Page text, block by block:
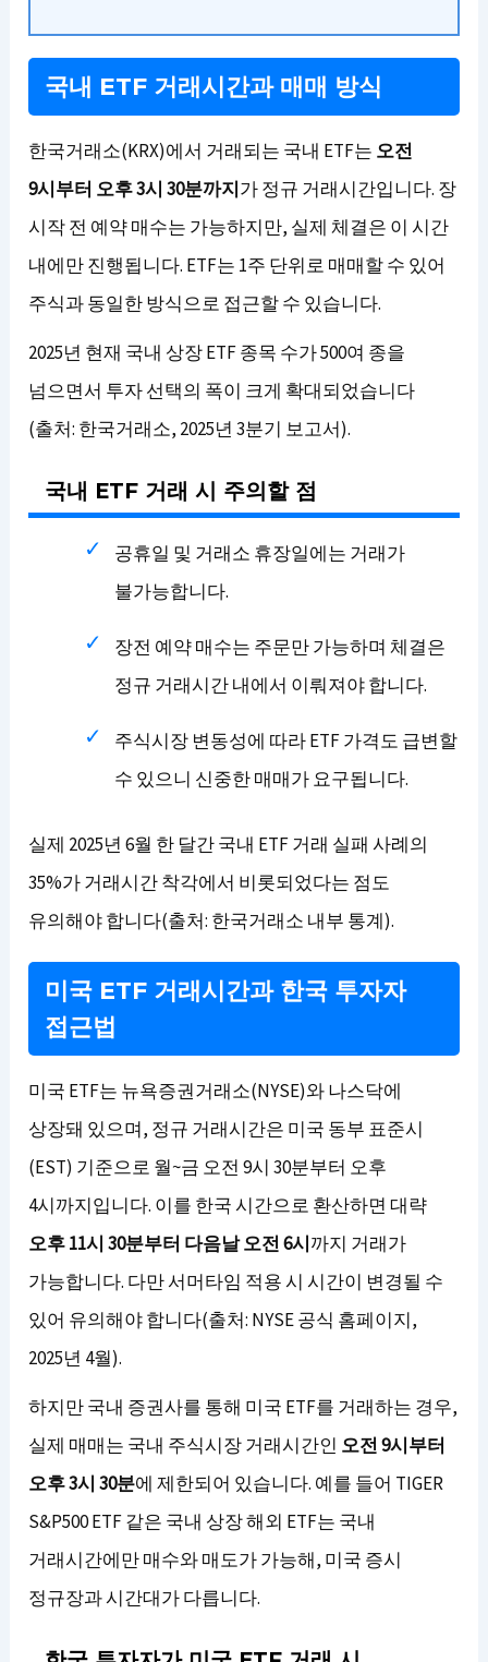
국내 ETF 거래시간과 매매 방식
한국거래소(KRX)에서 거래되는 국내 ETF는 오전
9시부터 오후 3시 30분까지가 정규 거래시간입니다. 장
시작 전 예약 매수는 가능하지만, 실제 체결은 이 시간
내에만 진행됩니다. ETF는 1주 단위로 매매할 수 있어
주식과 동일한 방식으로 접근할 수 있습니다.
2025년 현재 국내 상장 ETF 종목 수가 500여 종을
넘으면서 투자 선택의 폭이 크게 확대되었습니다
(출처: 한국거래소, 2025년 3분기 보고서).
국내 ETF 거래 시 주의할 점
공휴일 및 거래소 휴장일에는 거래가
불가능합니다.
장전 예약 매수는 주문만 가능하며 체결은
정규 거래시간 내에서 이뤄져야 합니다.
주식시장 변동성에 따라 ETF 가격도 급변할
수 있으니 신중한 매매가 요구됩니다.
실제 2025년 6월 한 달간 국내 ETF 거래 실패 사례의
35%가 거래시간 착각에서 비롯되었다는 점도
유의해야 합니다(출처: 한국거래소 내부 통계).
미국 ETF 거래시간과 한국 투자자
접근법
미국 ETF는 뉴욕증권거래소(NYSE)와 나스닥에
상장돼 있으며, 정규 거래시간은 미국 동부 표준시
(EST) 기준으로 월~금 오전 9시 30분부터 오후
4시까지입니다. 이를 한국 시간으로 환산하면 대략
오후 11시 30분부터 다음날 오전 6시까지 거래가
가능합니다. 다만 서머타임 적용 시 시간이 변경될 수
있어 유의해야 합니다(출처: NYSE 공식 홈페이지,
2025년 4월).
하지만 국내 증권사를 통해 미국 ETF를 거래하는 경우,
실제 매매는 국내 주식시장 거래시간인 오전 9시부터
오후 3시 30분에 제한되어 있습니다. 예를 들어 TIGER
S&P500 ETF 같은 국내 상장 해외 ETF는 국내
거래시간에만 매수와 매도가 가능해, 미국 증시
정규장과 시간대가 다릅니다.